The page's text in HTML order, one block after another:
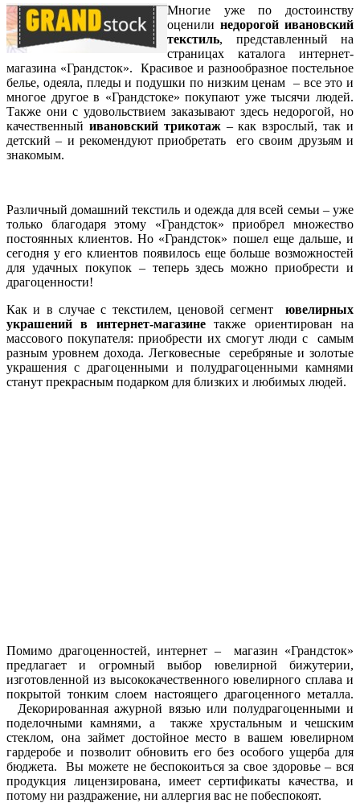
Многие уже по достоинству
оценили недорогой ивановский
текстиль, представленный на
страницах каталога интернет-
магазина «Грандсток». Красивое и разнообразное постельное
белье, одеяла, пледы и подушки по низким ценам – все это и
многое другое в «Грандстоке» покупают уже тысячи людей.
Также они с удовольствием заказывают здесь недорогой, но
качественный ивановский трикотаж– как взрослый, так и
детский – и рекомендуют приобретать его своим друзьям и
знакомым.
Различный домашний текстиль и одежда для всей семьи – уже
только благодаря этому «Грандсток» приобрел множество
постоянных клиентов. Но «Грандсток» пошел еще дальше, и
сегодня у его клиентов появилось еще больше возможностей
для удачных покупок – теперь здесь можно приобрести и
драгоценности!
Как и в случае с текстилем, ценовой сегмент ювелирных
украшений в интернет-магазинетакже ориентирован на
массового покупателя: приобрести их смогут люди с самым
разным уровнем дохода. Легковесные серебряные и золотые
украшения с драгоценными и полудрагоценными камнями
станут прекрасным подарком для близких и любимых людей.
Помимо драгоценностей, интернет – магазин «Грандсток»
предлагает и огромный выбор ювелирной бижутерии,
изготовленной из высококачественного ювелирного сплава и
покрытой тонким слоем настоящего драгоценного металла.
Декорированная ажурной вязью или полудрагоценными и
поделочными камнями, а также хрустальным и чешским
стеклом, она займет достойное место в вашем ювелирном
гардеробе и позволит обновить его без особого ущерба для
бюджета. Вы можете не беспокоиться за свое здоровье – вся
продукция лицензирована, имеет сертификаты качества, и
потому ни раздражение, ни аллергия вас не побеспокоят.